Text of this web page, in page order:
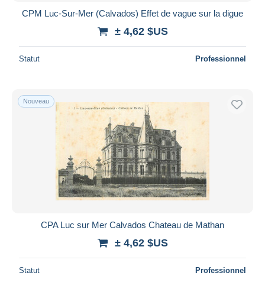
CPM Luc-Sur-Mer (Calvados) Effet de vague sur la digue
± 4,62 $US
Statut Professionnel
Nouveau
CPA Luc sur Mer Calvados Chateau de Mathan
± 4,62 $US
Statut Professionnel